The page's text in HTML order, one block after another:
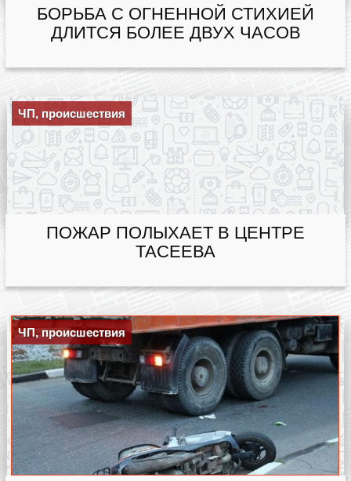
БОРЬБА С ОГНЕННОЙ СТИХИЕЙ
ДЛИТСЯ БОЛЕЕ ДВУХ ЧАСОВ
ЧП, происшествия
ПОЖАР ПОЛЫХАЕТ В ЦЕНТРЕ
ТАСЕЕВА
ЧП, происшествия